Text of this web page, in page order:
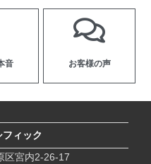
音 お客様の声
ィック
区宮内2-26-17